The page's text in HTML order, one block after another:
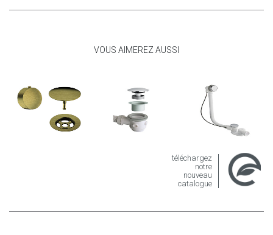
VOUS AIMEREZ AUSSI
téléchargez
notre
nouveau
catalogue